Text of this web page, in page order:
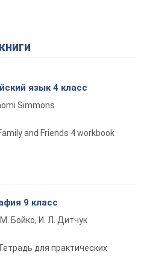
Play Video
язык 4 класс
Simmons
and Friends 4 workbook
9 класс
М. Бойко, И. Л. Дитчук
для практических